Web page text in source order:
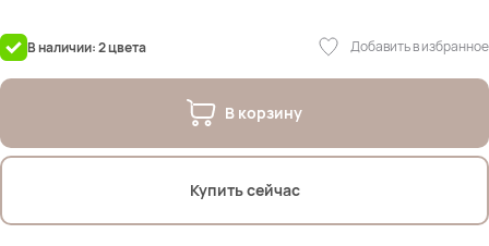
На фото модель
Олеся (брюнетка): Рост- 170см; ОГ- 105см; ОТ- 85см; ОБ- 114см
В наличии: 2 цвета Добавить в избранное
В корзину
Купить сейчас